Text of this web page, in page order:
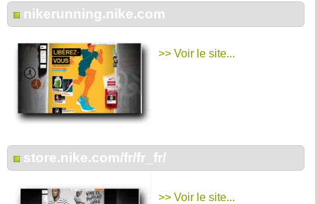
nikerunning.nike.com
>> Voir le site...
store.nike.com/fr/fr_fr/
>> Voir le site...